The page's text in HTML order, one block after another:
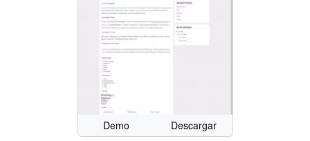
Demo Descargar